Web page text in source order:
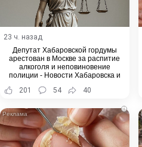
23 ч. назад
Депутат Хабаровской гордумы
арестован в Москве за распитие
алкоголя и неповиновение
полиции - Новости Хабаровска и
201 54 40
i